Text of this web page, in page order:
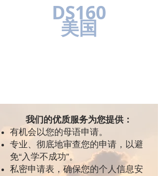
DS160
美国
我们的优质服务为您提供：
有机会以您的母语申请。
专业、彻底地审查您的申请，以避
免“入学不成功”。
私密申请表，确保您的个人信息安